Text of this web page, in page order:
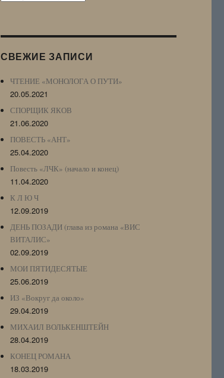
Archive)
СВЕЖИЕ ЗАПИСИ
ЧТЕНИЕ «МОНОЛОГА О ПУТИ»
20.05.2021
СПОРЩИК ЯКОВ
21.06.2020
ПОВЕСТЬ «АНТ»
25.04.2020
Повесть «ЛЧК» (начало и конец)
11.04.2020
К Л Ю Ч
12.09.2019
ДЕНЬ ПОЗАДИ (глава из романа «ВИС
ВИТАЛИС»
02.09.2019
МОИ ПЯТИДЕСЯТЫЕ
25.06.2019
ИЗ «Вокруг да около»
29.04.2019
МИХАИЛ ВОЛЬКЕНШТЕЙН
28.04.2019
КОНЕЦ РОМАНА
18.03.2019